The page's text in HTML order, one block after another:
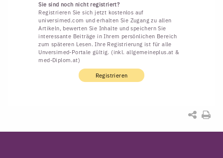
Sie sind noch nicht registriert?
Registrieren Sie sich jetzt kostenlos auf
universimed.com und erhalten Sie Zugang zu allen
Artikeln, bewerten Sie Inhalte und speichern Sie
interessante Beiträge in Ihrem persönlichen Bereich
zum späteren Lesen. Ihre Registrierung ist für alle
Unversimed-Portale gültig. (inkl. allgemeineplus.at &
med-Diplom.at)
Registrieren